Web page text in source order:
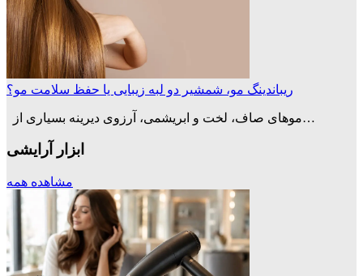
ریباندینگ مو، شمشیر دو لبه زیبایی یا حفظ سلامت مو؟
موهای صاف، لخت و ابریشمی، آرزوی دیرینه بسیاری از…
ابزار آرایشی
مشاهده همه